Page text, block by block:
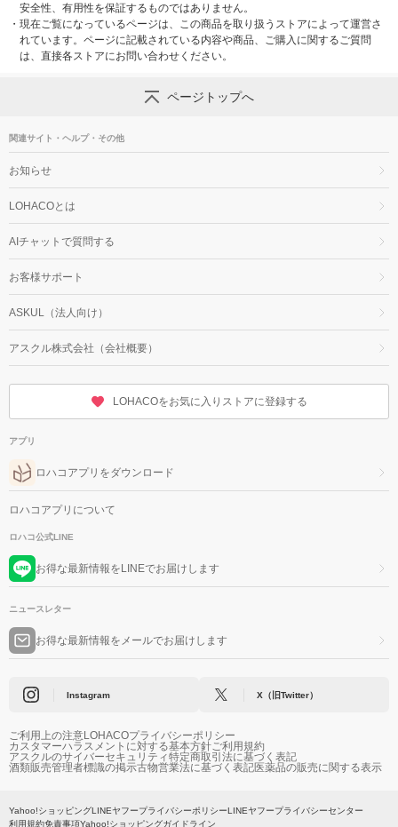
安全性、有用性を保証するものではありません。
・ 現在ご覧になっているページは、この商品を取り扱うストアによって運営さ
れています。ページに記載されている内容や商品、ご購入に関するご質問
は、直接各ストアにお問い合わせください。
ページトップへ
関連サイト・ヘルプ・その他
お知らせ
LOHACOとは
AIチャットで質問する
お客様サポート
ASKUL（法人向け）
アスクル株式会社（会社概要）
LOHACOをお気に入りストアに登録する
アプリ
ロハコアプリをダウンロード
ロハコアプリについて
ロハコ公式LINE
お得な最新情報をLINEでお届けします
ニュースレター
お得な最新情報をメールでお届けします
Instagram X（旧Twitter）
ご利用上の注意LOHACOプライバシーポリシー
カスタマーハラスメントに対する基本方針ご利用規約
アスクルのサイバーセキュリティ特定商取引法に基づく表記
酒類販売管理者標識の掲示古物営業法に基づく表記医薬品の販売に関する表示
Yahoo!ショッピングLINEヤフープライバシーポリシーLINEヤフープライバシーセンター
利用規約免責事項Yahoo!ショッピングガイドライン